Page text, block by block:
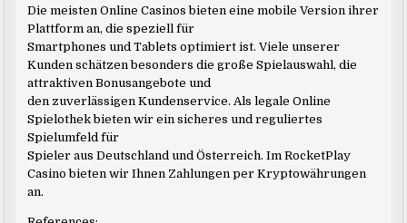
Die meisten Online Casinos bieten eine mobile Version ihrer
Plattform an, die speziell für
Smartphones und Tablets optimiert ist. Viele unserer
Kunden schätzen besonders die große Spielauswahl, die
attraktiven Bonusangebote und
den zuverlässigen Kundenservice. Als legale Online
Spielothek bieten wir ein sicheres und reguliertes
Spielumfeld für
Spieler aus Deutschland und Österreich. Im RocketPlay
Casino bieten wir Ihnen Zahlungen per Kryptowährungen
an.